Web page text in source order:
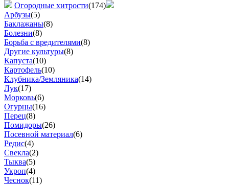
Огородные хитрости(174)
Арбузы(5)
Баклажаны(8)
Болезни(8)
Борьба с вредителями(8)
Другие культуры(8)
Капуста(10)
Картофель(10)
Клубника/Земляника(14)
Лук(17)
Морковь(6)
Огурцы(16)
Перец(8)
Помидоры(26)
Посевной материал(6)
Редис(4)
Свекла(2)
Тыква(5)
Укроп(4)
Чеснок(11)